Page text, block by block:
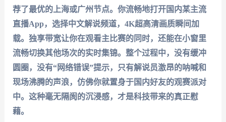
荐了最优的上海或广州节点。你流畅地打开国内某主流
直播App，选择中文解说频道，4K超高清画质瞬间加
载。独享带宽让你在观看主比赛的同时，还能在小窗里
流畅切换其他场次的实时集锦。整个过程中，没有缓冲
圆圈，没有“网络错误”提示，只有解说员激昂的呐喊和
现场沸腾的声浪，仿佛你就置身于国内好友的观赛派对
中。这种毫无隔阂的沉浸感，才是科技带来的真正慰
藉。